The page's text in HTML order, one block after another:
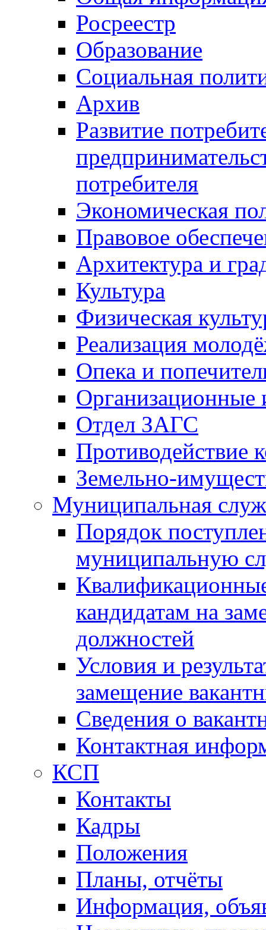
Росреестр
Образование
Социальная
Архив
Развитие
потребителя
Экономическая
Правовое
Архитектура и
Культура
Физическая
Реализация
Опека и
Отдел ЗАГС
Противодействие
Земельно-
Муниципальная
Порядок
муниципальную
кандидатам на
должностей
Условия и
замещение
Сведения о
Контактная
КСП
Контакты
Кадры
Положения
Планы, отчёты
Информация,